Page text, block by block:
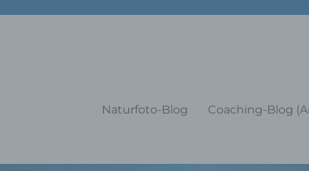
Naturfoto-Blog Coaching-Blog